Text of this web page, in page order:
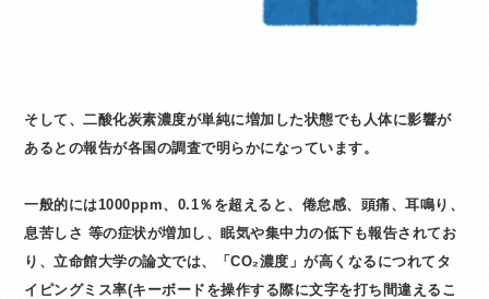
そして、二酸化炭素濃度が単純に増加した状態でも人体に影響が
あるとの報告が各国の調査で明らかになっています。
一般的には1000ppm、0.1％を超えると、倦怠感、頭痛、耳鳴り、
息苦しさ 等の症状が増加し、眠気や集中力の低下も報告されてお
り、立命館大学の論文では、「CO₂濃度」が高くなるにつれてタ
イピングミス率(キーボードを操作する際に文字を打ち間違えるこ